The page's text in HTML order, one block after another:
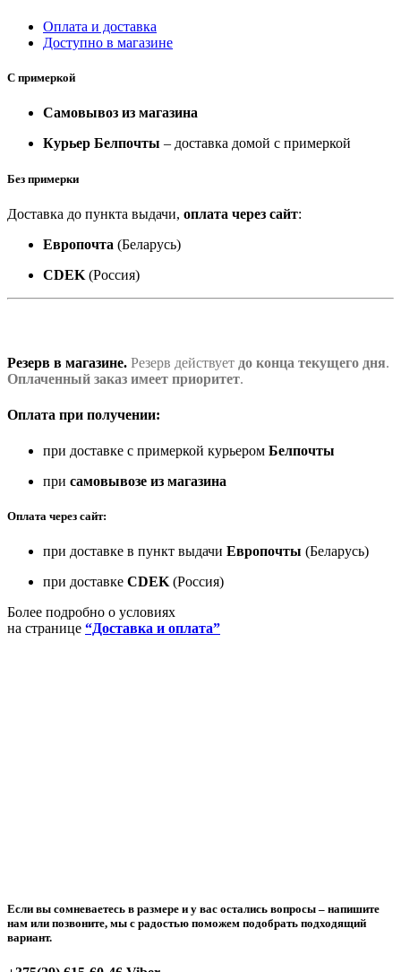
Оплата и доставка
Доступно в магазине
С примеркой
Самовывоз из магазина
Курьер Белпочты – доставка домой с примеркой
Без примерки
Доставка до пункта выдачи, оплата через сайт:
Европочта (Беларусь)
CDEK (Россия)
Резерв в магазине. Резерв действует до конца текущего дня.
Оплаченный заказ имеет приоритет.
Оплата при получении:
при доставке с примеркой курьером Белпочты
при самовывозе из магазина
Оплата через сайт:
при доставке в пункт выдачи Европочты (Беларусь)
при доставке CDEK (Россия)
Более подробно о условиях
на странице “Доставка и оплата”
Если вы сомневаетесь в размере и у вас остались вопросы – напишите
нам или позвоните, мы с радостью поможем подобрать подходящий
вариант.